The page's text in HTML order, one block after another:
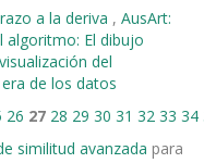
a la deriva , AusArt:
algoritmo: El dibujo
del
de los datos
26 27 28 29 30 31 32 33 34
similitud avanzada para